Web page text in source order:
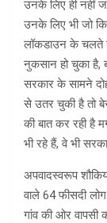
उनके लिए ही नहीं
उनके लिए भी जो कि
लॉकडाउन के चलते
नुकसान हो चुका है,
सरकार के सामने
से उतर चुकी है तो
की बात कर रही है
भी रहे हैं, वे भी
अपवादस्वरूप
वाले 64 फीसदी
गांव की ओर वापसी